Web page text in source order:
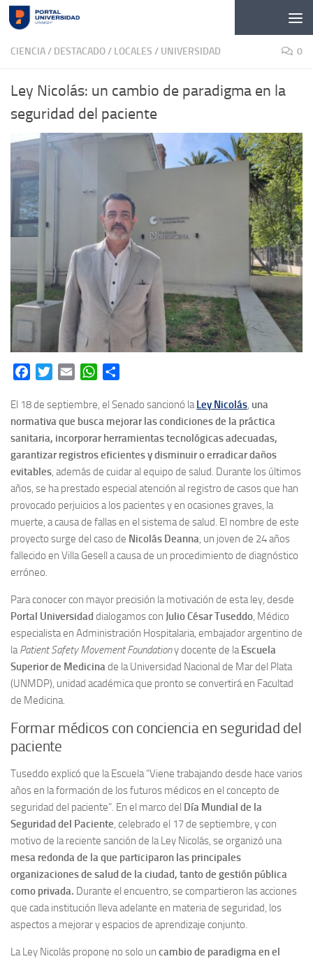
Skip to content
CIENCIA/ DESTACADO/ LOCALES / UNIVERSIDAD 0
Ley Nicolás: un cambio de paradigma en la
seguridad del paciente
FacebookTwitterEmail WhatsApp
El 18 de septiembre, el Senado sancionó la Ley Nicolás una
normativa que busca mejorar las condiciones de la práctica
sanitaria, incorporar herramientas tecnológicas adecuadas,
garantizar registros eficientes y disminuir o erradicar daños
evitables , además de cuidar al equipo de salud. Durante los últimos
años, se ha prestado especial atención al registro de casos que han
provocado perjuicios a los pacientes y en ocasiones graves, la
muerte, a causa de fallas en el sistema de salud. El nombre de este
proyecto surge del caso de Nicolás Deanna , un joven de 24 años
fallecido en Villa Gesell a causa de un procedimiento de diagnóstico
erróneo.
Para conocer con mayor precisión la motivación de esta ley, desde
Portal Universidad dialogamos con Julio César Tuseddo , Médico
especialista en Administración Hospitalaria, embajador argentino de
la Patient Safety Movement Foundationy docente de la Escuela
Superior de Medicina de la Universidad Nacional de Mar del Plata
(UNMDP), unidad académica que pronto se convertirá en Facultad
de Medicina.
Formar médicos con conciencia en seguridad del
paciente
Tuseddo explicó que la Escuela “Viene trabajando desde hace varios
años en la formación de los futuros médicos en el concepto de
seguridad del paciente”. En el marco del Día Mundial de la
Seguridad del Paciente , celebrado el 17 de septiembre, y con
motivo de la reciente sanción de la Ley Nicolás, se organizó una
mesa redonda de la que participaron las principales
organizaciones de salud de la ciudad, tanto de gestión pública
como privada. Durante el encuentro, se compartieron las acciones
que cada institución lleva adelante en materia de seguridad, los
aspectos a mejorar y espacios de aprendizaje conjunto.
La Ley Nicolás propone no solo un cambio de paradigma en el